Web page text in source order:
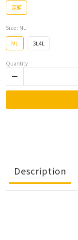
深藍
Size : ML
ML 3L4L
Quantity
Description